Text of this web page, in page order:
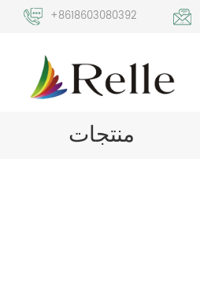
+8618603080392
منتجات